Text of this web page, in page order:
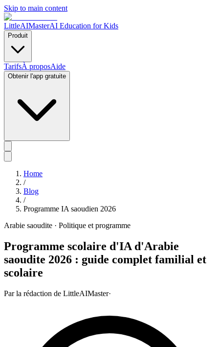
Skip to main content
LittleAIMasterAI Education for Kids
Produit
TarifsÀ proposAide
Obtenir l'app gratuite
Home
/
Blog
/
Programme IA saoudien 2026
Arabie saoudite · Politique et programme
Programme scolaire d'IA d'Arabie
saoudite 2026 : guide complet familial et
scolaire
Par la rédaction de LittleAIMaster·